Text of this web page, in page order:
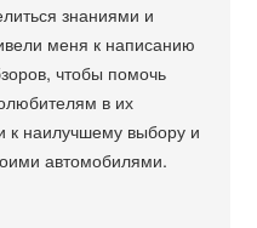
знаниями и
меня к написанию
чтобы помочь
в их
к наилучшему выбору и
автомобилями.